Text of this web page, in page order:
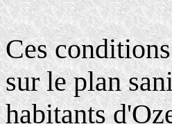
Ces
sur le plan
habitants